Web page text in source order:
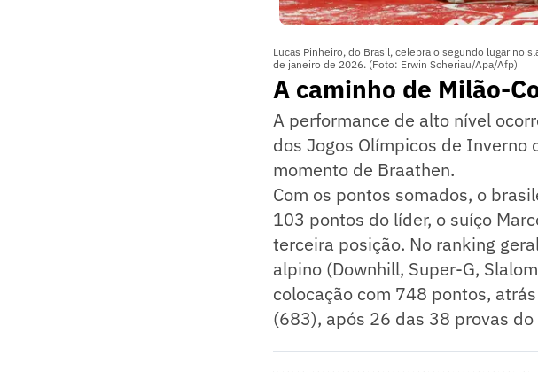
Lucas Pinheiro, do Brasil, celebra o segundo lugar no
de janeiro de 2026. (Foto: Erwin Scheriau/Apa/Afp)
A caminho de Milão-
A performance de alto nível
dos Jogos Olímpicos de Inverno
momento de Braathen.
Com os pontos somados, o
103 pontos do líder, o suíço
terceira posição. No ranking
alpino (Downhill, Super-G,
colocação com 748 pontos,
(683), após 26 das 38 provas